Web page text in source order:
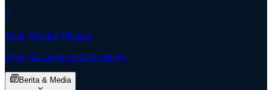
Ende Sekolah Minggu
Nyanyian anak sekolah minggu
Berita & Media